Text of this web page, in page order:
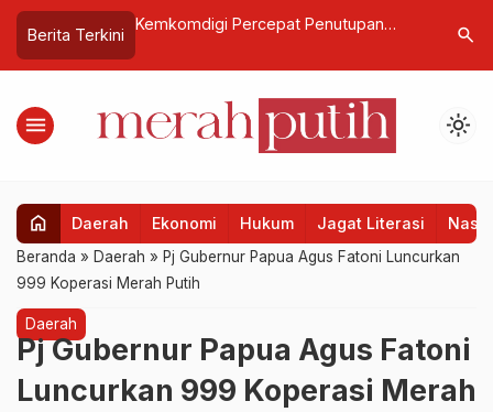
Berita Terkini
Perlu
Kemkomdigi Percepat Penutupan
dan Fiber
Raihsearch
menu light_mode
home Daerah Ekonomi Hukum Jagat Literasi
Beranda » Daerah » Pj Gubernur Papua Agus Fatoni Luncurkan
999 Koperasi Merah Putih
Daerah
Pj Gubernur Papua Agus Fatoni
Luncurkan 999 Koperasi Merah